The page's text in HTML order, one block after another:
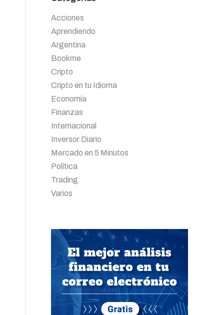
Acciones
Aprendiendo
Argentina
Bookme
Cripto
Cripto en tu Idioma
Economía
Finanzas
Internacional
Inversor Diario
Mercado en 5 Minutos
Política
Trading
Varios